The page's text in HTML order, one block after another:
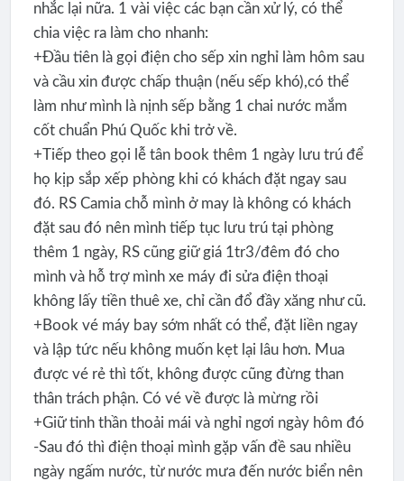
nhắc lại nữa. 1 vài việc các bạn cần xử lý, có thể
chia việc ra làm cho nhanh:
+Đầu tiên là gọi điện cho sếp xin nghỉ làm hôm sau
và cầu xin được chấp thuận (nếu sếp khó),có thể
làm như mình là nịnh sếp bằng 1 chai nước mắm
cốt chuẩn Phú Quốc khi trở về.
+Tiếp theo gọi lễ tân book thêm 1 ngày lưu trú để
họ kịp sắp xếp phòng khi có khách đặt ngay sau
đó. RS Camia chỗ mình ở may là không có khách
đặt sau đó nên mình tiếp tục lưu trú tại phòng
thêm 1 ngày, RS cũng giữ giá 1tr3/đêm đó cho
mình và hỗ trợ mình xe máy đi sửa điện thoại
không lấy tiền thuê xe, chỉ cần đổ đầy xăng như cũ.
+Book vé máy bay sớm nhất có thể, đặt liền ngay
và lập tức nếu không muốn kẹt lại lâu hơn. Mua
được vé rẻ thì tốt, không được cũng đừng than
thân trách phận. Có vé về được là mừng rồi
+Giữ tinh thần thoải mái và nghỉ ngơi ngày hôm đó
-Sau đó thì điện thoại mình gặp vấn đề sau nhiều
ngày ngấm nước, từ nước mưa đến nước biển nên